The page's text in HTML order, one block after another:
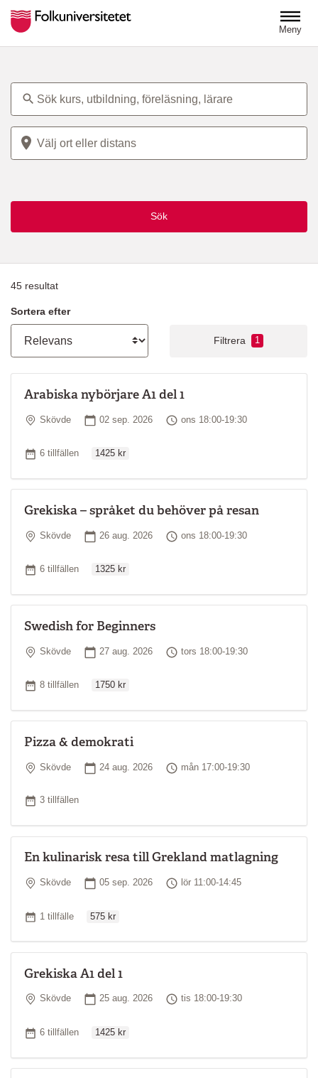
Meny
Plats
Sök
45 resultat
Sortera efter
Filtrera 1
Arabiska nybörjare A1 del 1
Plats
Skövde Startdatum
02 sep. 2026 Tid
ons 18:00-19:30
Antal tillfällen
6 tillfällen 1425 kr
Grekiska – språket du behöver på resan
Plats
Skövde Startdatum
26 aug. 2026 Tid
ons 18:00-19:30
Antal tillfällen
6 tillfällen 1325 kr
Swedish for Beginners
Plats
Skövde Startdatum
27 aug. 2026 Tid
tors 18:00-19:30
Antal tillfällen
8 tillfällen 1750 kr
Pizza & demokrati
Plats
Skövde Startdatum
24 aug. 2026 Tid
mån 17:00-19:30
Antal tillfällen
3 tillfällen
En kulinarisk resa till Grekland matlagning
Plats
Skövde Startdatum
05 sep. 2026 Tid
lör 11:00-14:45
Antal tillfällen
1 tillfälle 575 kr
Grekiska A1 del 1
Plats
Skövde Startdatum
25 aug. 2026 Tid
tis 18:00-19:30
Antal tillfällen
6 tillfällen 1425 kr